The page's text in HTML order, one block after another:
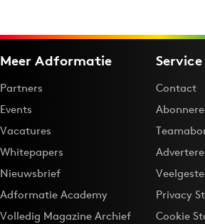
Meer Adformatie
Partners
Events
Vacatures
Whitepapers
Nieuwsbrief
Adformatie Academy
Volledig Magazine Archief
Contact
Privacy
Cookie